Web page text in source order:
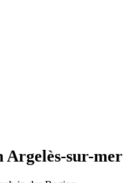
Argelès-sur-mer